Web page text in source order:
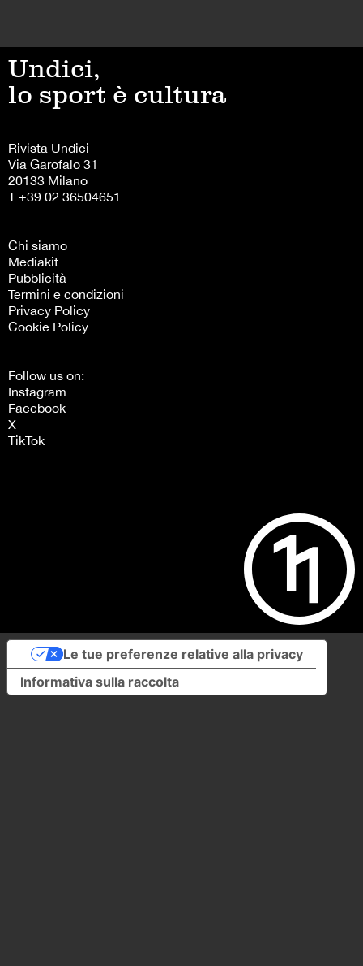
Undici,
lo sport è cultura
Rivista Undici
Via Garofalo 31
20133 Milano
T +39 02 36504651
Chi siamo
Mediakit
Pubblicità
Termini e condizioni
Privacy Policy
Cookie Policy
Follow us on:
Instagram
Facebook
X
TikTok
Informativa sulla raccolta
Le tue preferenze relative alla privacy